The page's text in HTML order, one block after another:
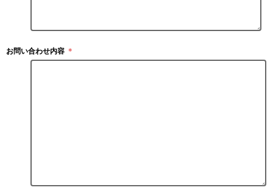
お問い合わせ内容 ＊